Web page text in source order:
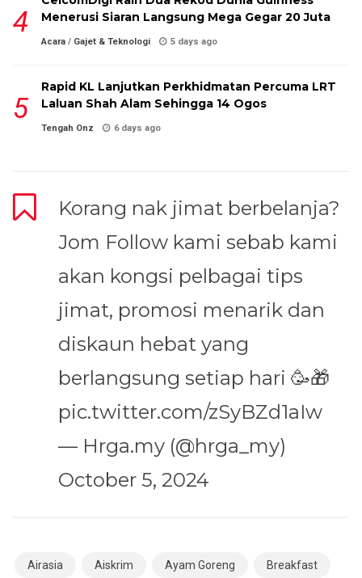
Menerusi Siaran Langsung Mega Gegar 20 Juta
Acara / Gajet & Teknologi 5 days ago
Rapid KL Lanjutkan Perkhidmatan Percuma LRT
Laluan Shah Alam Sehingga 14 Ogos
Tengah Onz 6 days ago
Korang nak jimat berbelanja?
Jom Follow kami sebab kami
akan kongsi pelbagai tips
jimat, promosi menarik dan
diskaun hebat yang
berlangsung setiap hari 🥳🎁
pic.twitter.com/zSyBZd1aIw
— Hrga.my (@hrga_my)
October 5, 2024
Airasia Aiskrim Ayam Goreng Breakfast